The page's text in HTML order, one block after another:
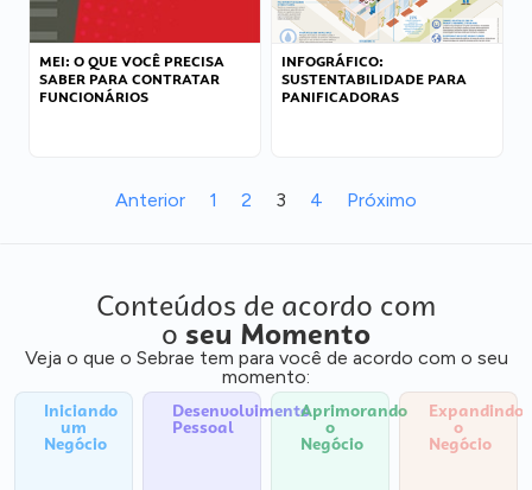
MEI: O QUE VOCÊ PRECISA
SABER PARA CONTRATAR
FUNCIONÁRIOS
INFOGRÁFICO:
SUSTENTABILIDADE PARA
PANIFICADORAS
Anterior 1 2 3 4 Próximo
Conteúdos de acordo com
o seu Momento
Veja o que o Sebrae tem para você de acordo com o seu
momento:
Iniciando
um
Negócio
Desenvolvimento
Pessoal
Aprimorando
o
Negócio
Expandindo
o
Negócio